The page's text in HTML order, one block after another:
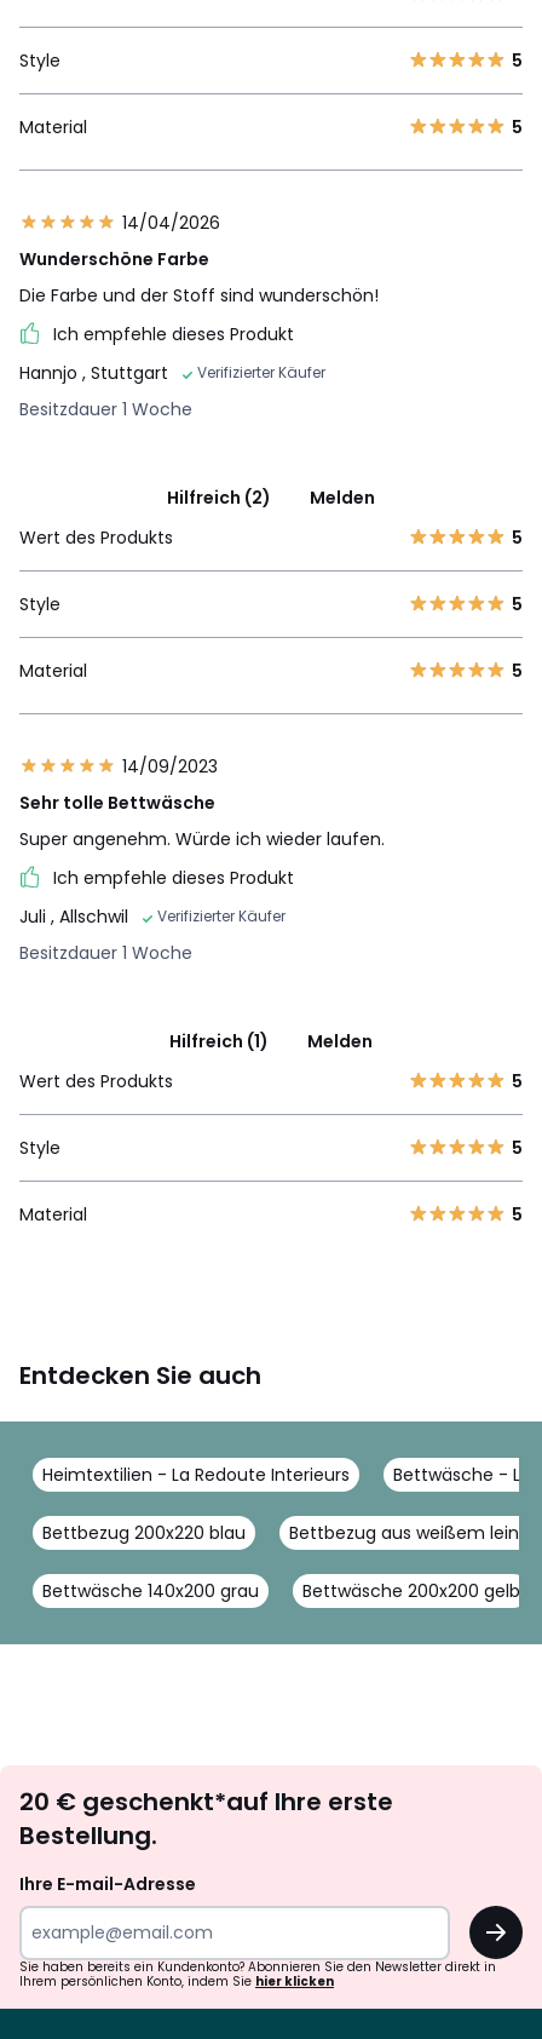
Style 5
Material 5
14/04/2026
Wunderschöne Farbe
Die Farbe und der Stoff sind wunderschön!
Ich empfehle dieses Produkt
Hannjo , Stuttgart Verifizierter Käufer
Besitzdauer 1 Woche
Hilfreich (2)
Melden
Wert des Produkts
5
Style 5
Material 5
14/09/2023
Sehr tolle Bettwäsche
Super angenehm. Würde ich wieder laufen.
Ich empfehle dieses Produkt
Juli , Allschwil Verifizierter Käufer
Besitzdauer 1 Woche
Hilfreich (1)
Melden
Wert des Produkts
5
Style 5
Material 5
Entdecken Sie auch
Heimtextilien - La Redoute Interieurs Bettwäsche - La
Bettbezug 200x220 blau Bettbezug aus weißem leinen
Bettwäsche 140x200 grau Bettwäsche 200x200 gelb
abonnieren
20 € geschenkt*auf Ihre erste
Bestellung.
Ihre E-mail-Adresse
OK
Sie haben bereits ein Kundenkonto? Abonnieren Sie den Newsletter direkt in
Ihrem persönlichen Konto, indem Sie hier klicken